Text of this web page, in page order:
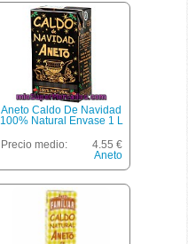
Aneto Caldo De Navidad
100% Natural Envase 1 L
Precio medio:
4.55 €
Aneto